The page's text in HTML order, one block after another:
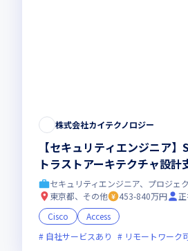
株式会社カイテクノロジー
【セキュリティエンジニア
トラストアーキテクチャ設計
セキュリティエンジニア、プロジェ
東京都、その他
453-840万円
Cisco
Access
自社サービスあり
リモートワーク